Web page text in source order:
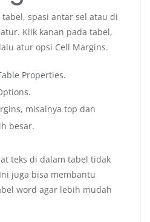
spasi antar sel atau di
Klik kanan pada tabel,
atur opsi Cell Margins.
Properties.
misalnya top dan
besar.
teks di dalam tabel tidak
juga bisa membantu
word agar lebih mudah